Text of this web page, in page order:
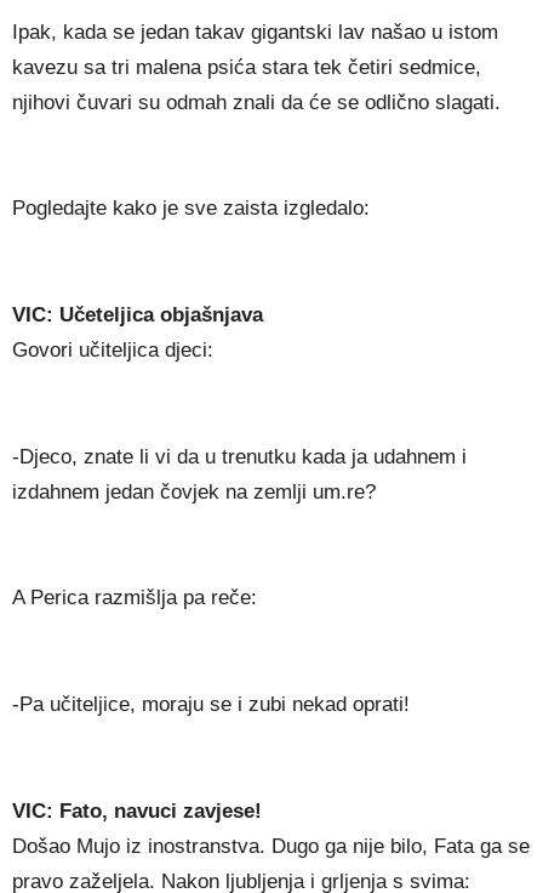
Ipak, kada se jedan takav gigantski lav našao u istom
kavezu sa tri malena psića stara tek četiri sedmice,
njihovi čuvari su odmah znali da će se odlično slagati.
Pogledajte kako je sve zaista izgledalo:
VIC: Učeteljica objašnjava
Govori učiteljica djeci:
-Djeco, znate li vi da u trenutku kada ja udahnem i
izdahnem jedan čovjek na zemlji um.re?
A Perica razmišlja pa reče:
-Pa učiteljice, moraju se i zubi nekad oprati!
VIC: Fato, navuci zavjese!
Došao Mujo iz inostranstva. Dugo ga nije bilo, Fata ga se
pravo zaželjela. Nakon ljubljenja i grljenja s svima: